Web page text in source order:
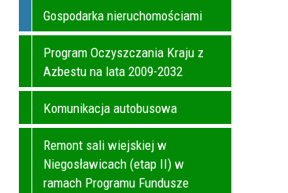
Gospodarka nieruchomościami
Program Oczyszczania Kraju z
Azbestu na lata 2009-2032
Komunikacja autobusowa
Remont sali wiejskiej w
Niegosławicach (etap II) w
ramach Programu Fundusze